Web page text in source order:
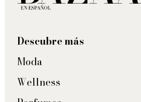
Descubre más
Moda
Wellness